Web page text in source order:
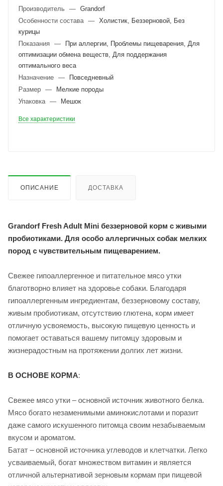
Производитель — Grandorf
Особенности состава — Холистик, Беззерновой, Без
курицы
Показания —
При аллергии, Проблемы пищеварения, Для
оптимизации обмена веществ, Для поддержания
оптимального веса
Назначение —
Повседневный
Размер —
Мелкие породы
Упаковка — Мешок
Все характеристики
ОПИСАНИЕ ДОСТАВКА
Grandorf Fresh Adult Mini беззерновой корм с живыми
пробиотиками. Для особо аллергичных собак мелких
пород с чувствительным пищеварением.
Свежее гипоаллергенное и питательное мясо утки
благотворно влияет на здоровье собаки. Благодаря
гипоаллергенным ингредиентам, беззерновому составу,
живым пробиотикам, отсутствию глютена, корм имеет
отличную усвояемость, высокую пищевую ценность и
помогает оставаться вашему питомцу здоровым и
жизнерадостным на протяжении долгих лет жизни.
В ОСНОВЕ КОРМА:
Свежее мясо утки – основной источник животного белка.
Мясо богато незаменимыми аминокислотами и поразит
даже самого искушенного питомца своим незабываемым
вкусом и ароматом.
Батат – основной источника углеводов и клетчатки. Легко
усваиваемый, богат множеством витамин и является
отличной альтернативой зерновым кормам при пищевой